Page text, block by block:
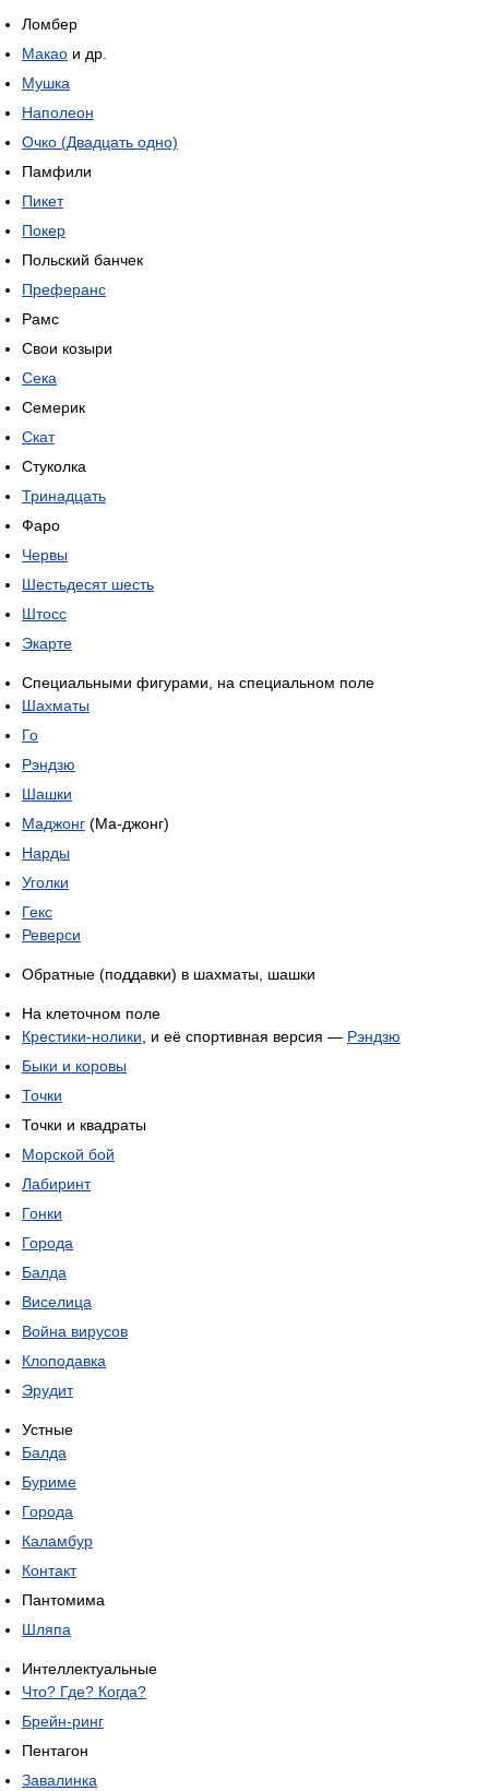
Ломбер
Макао и др.
Мушка
Наполеон
Очко (Двадцать одно)
Памфили
Пикет
Покер
Польский банчек
Преферанс
Рамс
Свои козыри
Сека
Семерик
Скат
Стуколка
Тринадцать
Фаро
Червы
Шестьдесят шесть
Штосс
Экарте
Специальными фигурами, на специальном поле
Шахматы
Го
Рэндзю
Шашки
Маджонг (Ма-джонг)
Нарды
Уголки
Гекс
Реверси
Обратные (поддавки) в шахматы, шашки
На клеточном поле
Крестики-нолики , и её спортивная версия — Рэндзю
Быки и коровы
Точки
Точки и квадраты
Морской бой
Лабиринт
Гонки
Города
Балда
Виселица
Война вирусов
Клоподавка
Эрудит
Устные
Балда
Буриме
Города
Каламбур
Контакт
Пантомима
Шляпа
Интеллектуальные
Что? Где? Когда?
Брейн-ринг
Пентагон
Завалинка